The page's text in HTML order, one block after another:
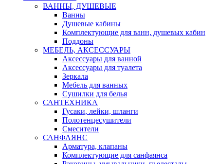
ВАННЫ, ДУШЕВЫЕ
Ванны
Душевые кабины
Комплектующие для ванн, душевых кабин
Поддоны
МЕБЕЛЬ, АКСЕССУАРЫ
Аксессуары для ванной
Аксессуары для туалета
Зеркала
Мебель для ванных
Сушилки для белья
САНТЕХНИКА
Гусаки, лейки, шланги
Полотенцесушители
Смесители
САНФАЯНС
Арматура, клапаны
Комплектующие для санфаянса